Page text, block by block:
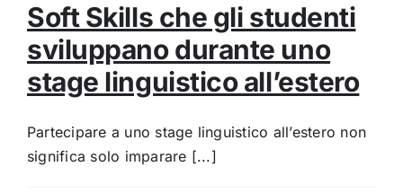
Soft Skills che gli studenti
sviluppano durante uno
stage linguistico all’estero
Partecipare a uno stage linguistico all’estero non
significa solo imparare [...]